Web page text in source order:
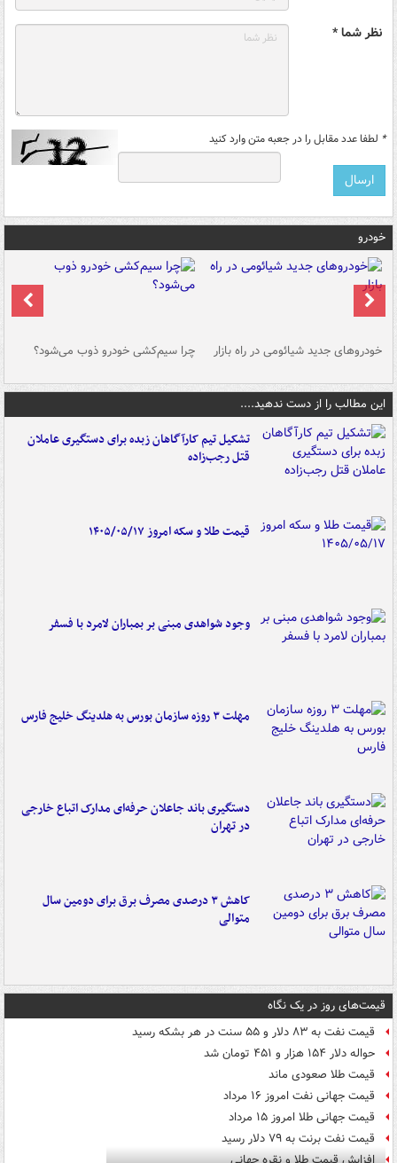
نظر شما *
* لطفا عدد مقابل را در جعبه متن وارد کنید
خودرو
خودروهای جدید شیائومی در راه بازار چرا سیم‌کشی خودرو ذوب می‌شود؟
این مطالب را از دست ندهید....
تشکیل تیم کارآگاهان زبده برای دستگیری عاملان
قتل رجب‌زاده
قیمت طلا و سکه امروز ۱۴۰۵/۰۵/۱۷
وجود شواهدی مبنی بر بمباران لامرد با فسفر
مهلت ۳ روزه سازمان بورس به هلدینگ خلیج فارس
دستگیری باند جاعلان حرفه‌ای مدارک اتباع خارجی
در تهران
کاهش ۳ درصدی مصرف برق برای دومین سال
متوالی
قیمت‌های روز در یک نگاه
قیمت نفت به ۸۳ دلار و ۵۵ سنت در هر بشکه رسید
حواله دلار ۱۵۴ هزار و ۴۵۱ تومان شد
قیمت طلا صعودی ماند
قیمت جهانی نفت امروز ۱۶ مرداد
قیمت جهانی طلا امروز ۱۵ مرداد
قیمت نفت برنت به ۷۹ دلار رسید